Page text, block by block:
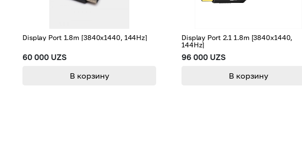
60 000 UZS
Display Port 1.8m [3840x1440, 144Hz]
В корзину
96 000 UZS
Display Port 2.1 1.8m [3840x1440,
144Hz]
В корзину